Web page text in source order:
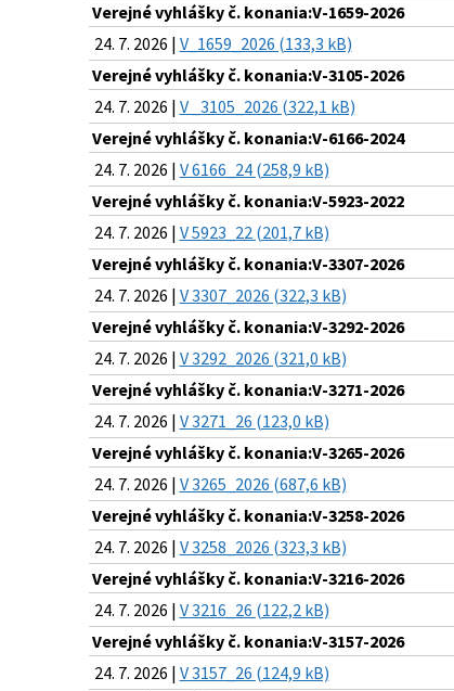
Verejné vyhlášky č. konania:V-1659-2026
24. 7. 2026 | V_1659_2026 (133,3 kB)
Verejné vyhlášky č. konania:V-3105-2026
24. 7. 2026 | V _3105_2026 (322,1 kB)
Verejné vyhlášky č. konania:V-6166-2024
24. 7. 2026 | V 6166_24 (258,9 kB)
Verejné vyhlášky č. konania:V-5923-2022
24. 7. 2026 | V 5923_22 (201,7 kB)
Verejné vyhlášky č. konania:V-3307-2026
24. 7. 2026 | V 3307_2026 (322,3 kB)
Verejné vyhlášky č. konania:V-3292-2026
24. 7. 2026 | V 3292_2026 (321,0 kB)
Verejné vyhlášky č. konania:V-3271-2026
24. 7. 2026 | V 3271_26 (123,0 kB)
Verejné vyhlášky č. konania:V-3265-2026
24. 7. 2026 | V 3265_2026 (687,6 kB)
Verejné vyhlášky č. konania:V-3258-2026
24. 7. 2026 | V 3258_2026 (323,3 kB)
Verejné vyhlášky č. konania:V-3216-2026
24. 7. 2026 | V 3216_26 (122,2 kB)
Verejné vyhlášky č. konania:V-3157-2026
24. 7. 2026 | V 3157_26 (124,9 kB)